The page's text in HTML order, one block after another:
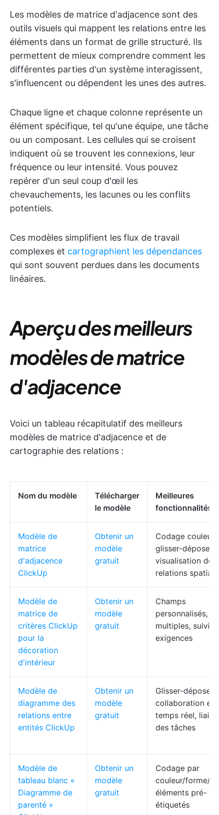
Les modèles de matrice d'adjacence sont des
outils visuels qui mappent les relations entre les
éléments dans un format de grille structuré. Ils
permettent de mieux comprendre comment les
différentes parties d'un système interagissent,
s'influencent ou dépendent les unes des autres.
Chaque ligne et chaque colonne représente un
élément spécifique, tel qu'une équipe, une tâche
ou un composant. Les cellules qui se croisent
indiquent où se trouvent les connexions, leur
fréquence ou leur intensité. Vous pouvez
repérer d'un seul coup d'œil les
chevauchements, les lacunes ou les conflits
potentiels.
Ces modèles simplifient les flux de travail
complexes et cartographient les dépendances
qui sont souvent perdues dans les documents
linéaires.
Aperçu des meilleurs
modèles de matrice
d'adjacence
Voici un tableau récapitulatif des meilleurs
modèles de matrice d'adjacence et de
cartographie des relations :
Nom du modèle
Télécharger
le modèle
Meilleures
fonctionnalités
Modèle de
matrice
d'adjacence
ClickUp
Obtenir un
modèle
gratuit
Codage couleur,
glisser-déposer,
visualisation des
relations
Modèle de
matrice de
critères ClickUp
pour la
décoration
d'intérieur
Obtenir un
modèle
gratuit
Champs
personnalisés,
multiples, suivi
exigences
Modèle de
diagramme des
relations entre
entités ClickUp
Obtenir un
modèle
gratuit
Glisser-déposer,
collaboration en
temps réel,
des tâches
Modèle de
tableau blanc «
Diagramme de
parenté »
Obtenir un
modèle
gratuit
Codage par
couleur/forme/
éléments pré-
étiquetés